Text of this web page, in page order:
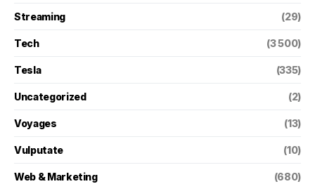
Streaming (29)
Tech (3 500)
Tesla (335)
Uncategorized (2)
Voyages (13)
Vulputate (10)
Web & Marketing (680)